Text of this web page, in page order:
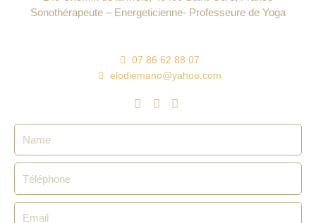
Sonothérapeute – Energeticienne- Professeure de Yoga
07 86 62 88 07
elodiemano@yahoo.com